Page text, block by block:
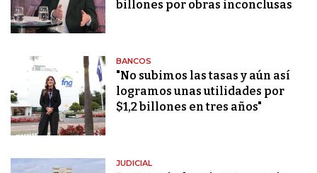
billones por obras inconclusas
BANCOS
"No subimos las tasas y aún así
logramos unas utilidades por
$1,2 billones en tres años"
JUDICIAL